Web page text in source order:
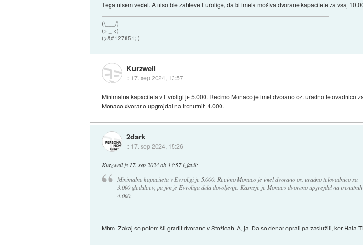
Tega nisem vedel. A niso ble zahteve Eurolige, da bi imela moštva dvorane kapacitete za vsaj
(\___/)
(> _ <)
(>&#127851; )
Kurzweil
:: 17. sep 2024, 13:57
Minimalna kapaciteta v Evroligi je 5.000. Recimo Monaco je imel dvorano oz. uradno telovadnico
Monaco dvorano upgrejdal na trenutnih 4.000.
2dark
:: 17. sep 2024, 15:26
Kurzweilje 17. sep 2024 ob 13:57izjavil:
Minimalna kapaciteta v Evroligi je 5.000. Recimo Monaco je imel dvorano oz. uradno telovadnico za
3.000 gledalcev, pa jim je Evroliga dala dovoljenje. Kasneje je Monaco dvorano upgrejdal na trenutnih
4.000.
Mhm. Zakaj so potem šli gradit dvorano v Stožicah. A, ja. Da so denar oprali pa zaslužili, ker Hala